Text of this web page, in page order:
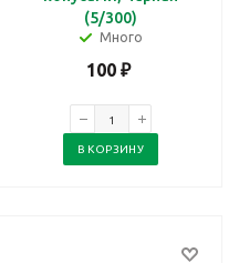
(5/300)
Много
100 ₽
В КОРЗИНУ